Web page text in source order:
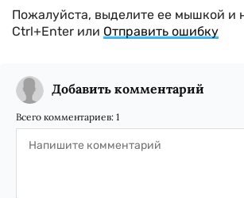
Пожалуйста, выделите ее мышкой и
Ctrl+Enter или Отправить ошибку
Добавить комментарий
Всего комментариев: 1